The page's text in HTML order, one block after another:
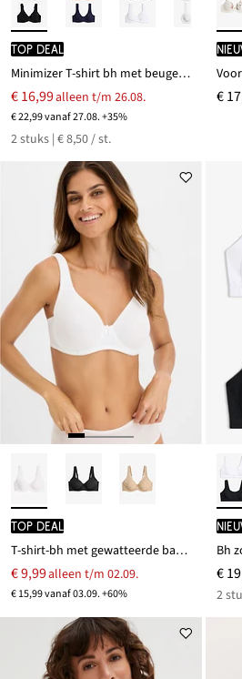
TOP DEAL
Minimizer T-shirt bh met beugels van biologisch katoen (set van 2)
€ 16,99alleen t/m 26.08.
€ 22,99 vanaf 27.08. +35%
2 stuks | € 8,50 / st.
€
TOP DEAL
T-shirt-bh met gewatteerde bandjes
€ 9,99alleen t/m 02.09.
€ 15,99 vanaf 03.09. +60%
€
2